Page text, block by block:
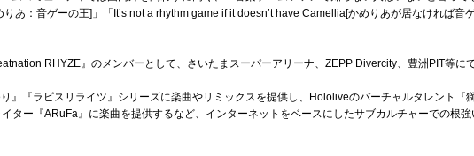
あ：音ゲーの王]」「It’s not a rhythm game if it doesn’t have Camellia[かめりあが居なければ音
RHYZE』のメンバーとして、さいたまスーパーアリーナ、ZEPP Divercity、豊洲PIT等に
り』『ラピスリライツ』シリーズに楽曲やリミックスを提供し、Hololiveのバーチャルタレント『
ター『ARuFa』に楽曲を提供するなど、インターネットをベースにしたサブカルチャーでの根